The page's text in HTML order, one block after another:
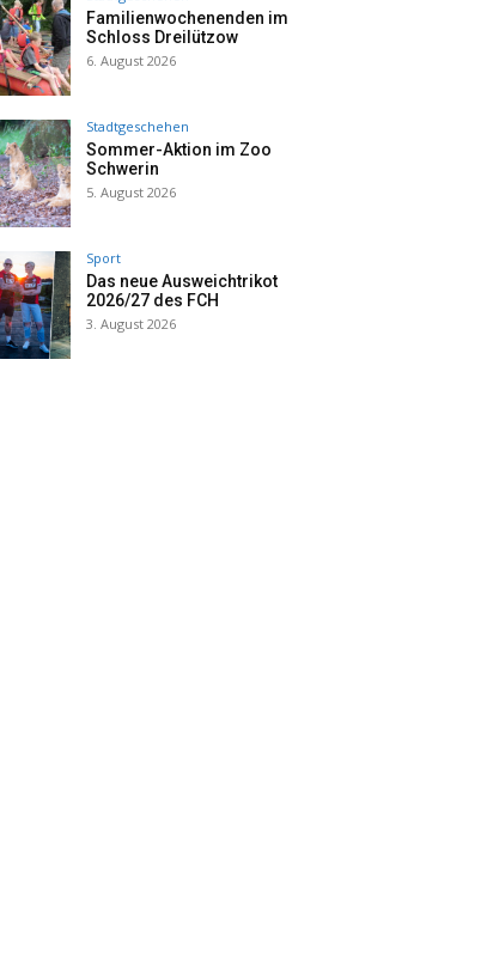
Familienwochenenden im
Schloss Dreilützow
6. August 2026
Stadtgeschehen
Sommer-Aktion im Zoo
Schwerin
5. August 2026
Sport
Das neue Ausweichtrikot
2026/27 des FCH
3. August 2026